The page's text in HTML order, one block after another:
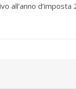
all’anno d’imposta